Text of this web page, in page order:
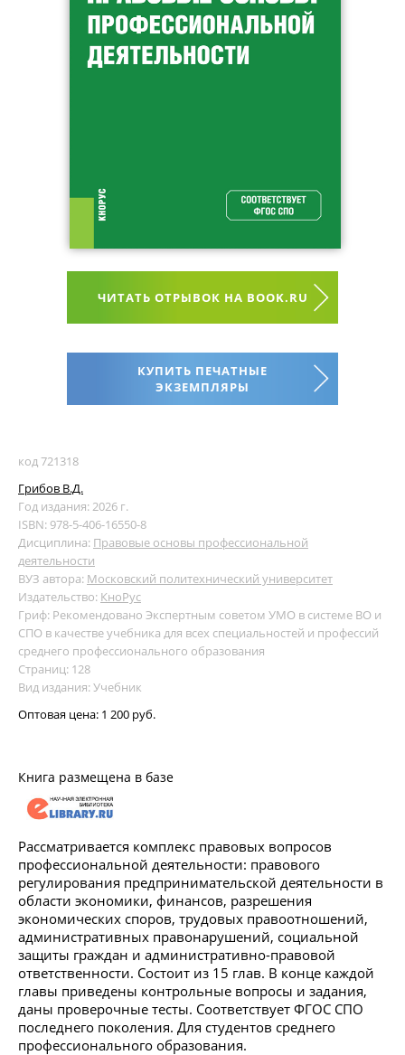
ЧИТАТЬ ОТРЫВОК НА BOOK.RU
КУПИТЬ ПЕЧАТНЫЕ
ЭКЗЕМПЛЯРЫ
код 721318
Грибов В.Д.
Год издания: 2026 г.
ISBN: 978-5-406-16550-8
Дисциплина: Правовые основы профессиональной
деятельности
ВУЗ автора: Московский политехнический университет
Издательство: КноРус
Гриф: Рекомендовано Экспертным советом УМО в системе ВО и
СПО в качестве учебника для всех специальностей и профессий
среднего профессионального образования
Страниц: 128
Вид издания: Учебник
Оптовая цена: 1 200 руб.
Книга размещена в базе
Рассматривается комплекс правовых вопросов
профессиональной деятельности: правового
регулирования предпринимательской деятельности в
области экономики, финансов, разрешения
экономических споров, трудовых правоотношений,
административных правонарушений, социальной
защиты граждан и административно-правовой
ответственности. Состоит из 15 глав. В конце каждой
главы приведены контрольные вопросы и задания,
даны проверочные тесты. Соответствует ФГОС СПО
последнего поколения. Для студентов среднего
профессионального образования.